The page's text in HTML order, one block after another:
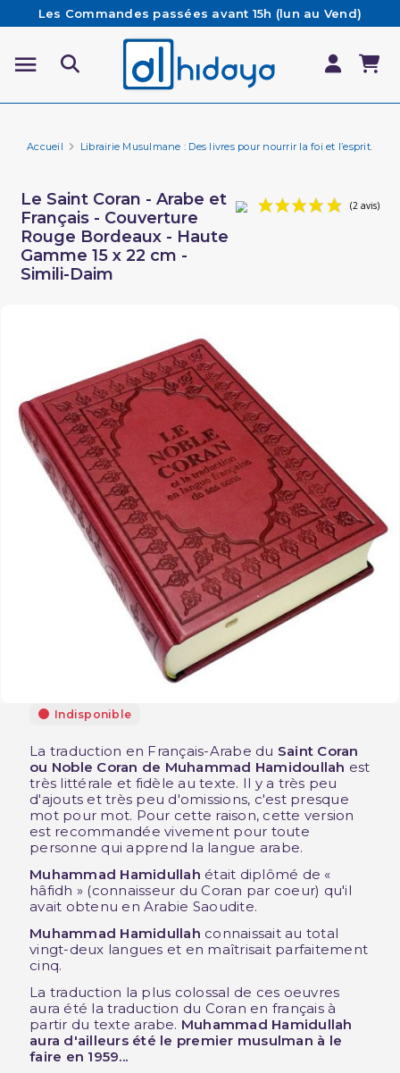
Les Commandes passées avant 15h (lun au Vend)
sont préparées et expédiées le jour même
Besoin d'aide ? Retrouvez notre FAQ
Livraison offerte à partir de 65€ d'achat*
Accueil Librairie Musulmane : Des livres pour nourrir la foi et l’esprit.
Le Saint Coran - Arabe et
Français - Couverture
Rouge Bordeaux - Haute
Gamme 15 x 22 cm -
Simili-Daim
Indisponible
La traduction en Français-Arabe du Saint Coran
ou Noble Coran de Muhammad Hamidoullah est
très littérale et fidèle au texte. Il y a très peu
d'ajouts et très peu d'omissions, c'est presque
mot pour mot. Pour cette raison, cette version
est recommandée vivement pour toute
personne qui apprend la langue arabe.
Muhammad Hamidullah était diplômé de «
hâfidh » (connaisseur du Coran par coeur) qu'il
avait obtenu en Arabie Saoudite.
Muhammad Hamidullah connaissait au total
vingt-deux langues et en maîtrisait parfaitement
cinq.
La traduction la plus colossal de ces oeuvres
aura été la traduction du Coran en français à
partir du texte arabe. Muhammad Hamidullah
aura d'ailleurs été le premier musulman à le
faire en 1959...